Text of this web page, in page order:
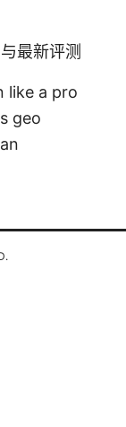
最新评测
like a pro
geo